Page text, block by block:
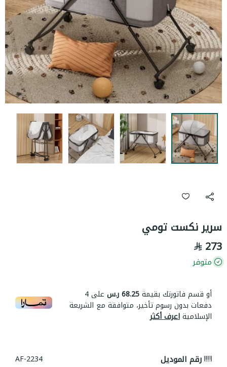
سرير نكست تومي
273
متوفر
أو قسم فاتورتك بقيمة68.25 ر.س على4
دفعات بدون رسوم تأخير، متوافقة مع الشريعة
الإسلاميةاعرف أكثر
رقم الموديل AF-2234